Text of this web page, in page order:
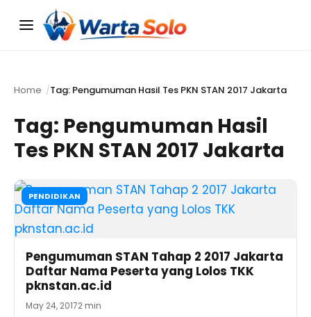
Menu
Home Tag: Pengumuman Hasil Tes PKN STAN 2017 Jakarta
Tag: Pengumuman Hasil
Tes PKN STAN 2017 Jakarta
PENDIDIKAN
Pengumuman STAN Tahap 2 2017 Jakarta
Daftar Nama Peserta yang Lolos TKK
pknstan.ac.id
May 24, 20172 min